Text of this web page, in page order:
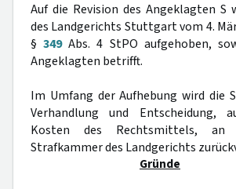
Auf die Revision des Angeklagten S
des Landgerichts Stuttgart vom 4.
§349Abs. 4 StPO aufgehoben,
Angeklagten betrifft.
Im Umfang der Aufhebung wird die
Verhandlung und Entscheidung,
Kosten des Rechtsmittels, an
Strafkammer des Landgerichts
Gründe